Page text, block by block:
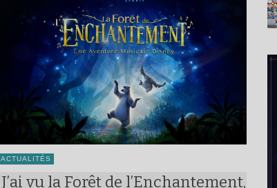
ACTUALITÉS
J’ai vu la Forêt de l’Enchantement,